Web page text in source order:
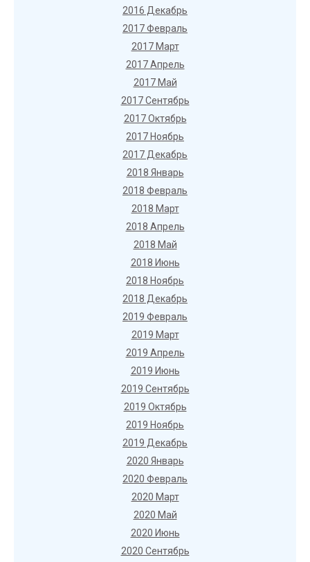
2016 Декабрь
2017 Февраль
2017 Март
2017 Апрель
2017 Май
2017 Сентябрь
2017 Октябрь
2017 Ноябрь
2017 Декабрь
2018 Январь
2018 Февраль
2018 Март
2018 Апрель
2018 Май
2018 Июнь
2018 Ноябрь
2018 Декабрь
2019 Февраль
2019 Март
2019 Апрель
2019 Июнь
2019 Сентябрь
2019 Октябрь
2019 Ноябрь
2019 Декабрь
2020 Январь
2020 Февраль
2020 Март
2020 Май
2020 Июнь
2020 Сентябрь